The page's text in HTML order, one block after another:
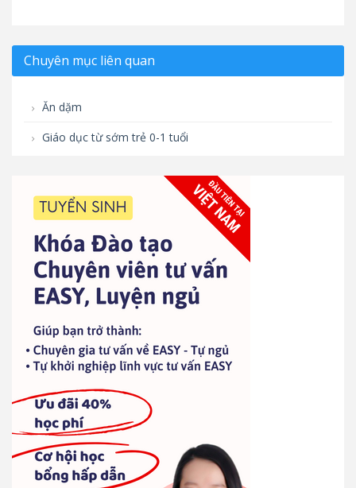
Chuyên mục liên quan
Ăn dặm
Giáo dục từ sớm trẻ 0-1 tuổi